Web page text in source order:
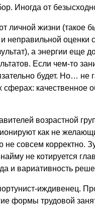
Иногда от
личной жизни (такое
неправильной оценки
а энергии еще
Если чем-то
будет. Но… не
качественное
возрастной
как не
не совсем
не котируется
и вариативность
иждивенец.
формы трудовой